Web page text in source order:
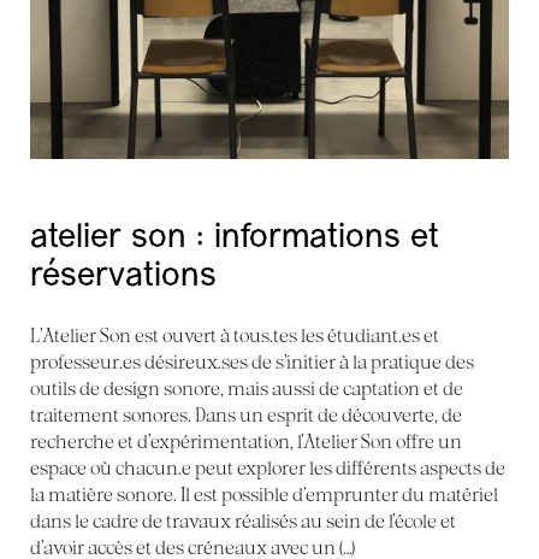
atelier son : informations et
réservations
L’Atelier Son est ouvert à tous.tes les étudiant.es et
professeur.es désireux.ses de s’initier à la pratique des
outils de design sonore, mais aussi de captation et de
traitement sonores. Dans un esprit de découverte, de
recherche et d’expérimentation, l’Atelier Son offre un
espace où chacun.e peut explorer les différents aspects de
la matière sonore. Il est possible d’emprunter du matériel
dans le cadre de travaux réalisés au sein de l’école et
d’avoir accès et des créneaux avec un (…)